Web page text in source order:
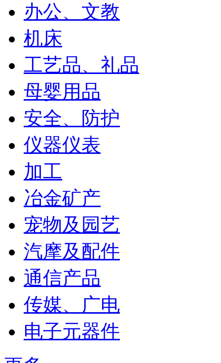
办公、文教
机床
工艺品、礼品
母婴用品
安全、防护
仪器仪表
加工
冶金矿产
宠物及园艺
汽摩及配件
通信产品
传媒、广电
电子元器件